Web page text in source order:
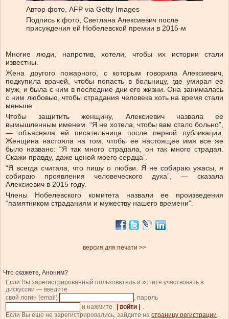
Автор фото, AFP via Getty Images
Подпись к фото, Светлана Алексиевич после
присуждения ей Нобелевской премии в 2015-м
Многие люди, напротив, хотели, чтобы их истории стали
известны.
Жена другого пожарного, с которым говорила Алексиевич,
подкупила врачей, чтобы попасть в больницу, где умирал ее
муж, и была с ним в последние дни его жизни. Она занималась
с ним любовью, чтобы страдания человека хоть на время стали
меньше.
Чтобы защитить женщину, Алексиевич назвала ее
вымышленным именем. “Я не хотела, чтобы вам стало больно”,
— объясняла ей писательница после первой публикации.
Женщина настояла на том, чтобы ее настоящее имя все же
было названо: “Я так много страдала, он так много страдал.
Скажи правду, даже ценой моего сердца”.
“Я всегда считала, что пишу о любви. Я не собираю ужасы, я
собираю проявления человеческого духа”, — сказала
Алексиевич в 2015 году.
Члены Нобелевского комитета назвали ее произведения
“памятником страданиям и мужеству нашего времени”.
версия для печати >>
Что скажете, Аноним?
Если Вы зарегистрированный пользователь и хотите участвовать в
дискуссии — введите
свой логин (email)
, пароль
и нажмите
| войти |
.
Если Вы еще не зарегистрировались, зайдите на страницу регистрации.